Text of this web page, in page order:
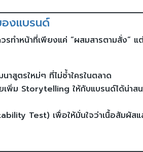
งแบรนด์
รทำหน้าที่เพียงแค่ “ผสมสารตามสั่ง” แต่
สูตรใหม่ๆ ที่ไม่ซ้ำใครในตลาด
เพิ่ม Storytelling ให้กับแบรนด์ได้น่าส
Test) เพื่อให้มั่นใจว่าเนื้อสัมผัสแ